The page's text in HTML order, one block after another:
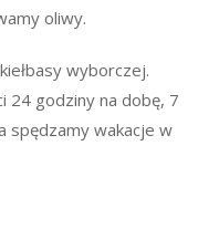
oliwy.
wyborczej.
24 godziny na dobę, 7
spędzamy wakacje w